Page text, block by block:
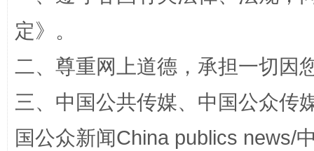
定》。
二、尊重网上道德，承担一切因
三、中国公共传媒、中国公众传
国公众新闻China publics news/